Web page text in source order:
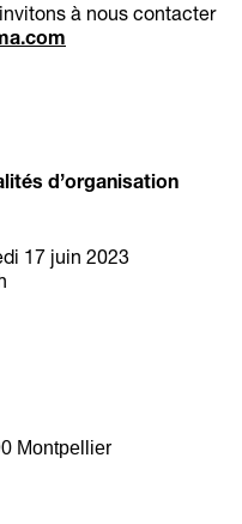
à nous contacter
d’organisation
17 juin 2023
Montpellier